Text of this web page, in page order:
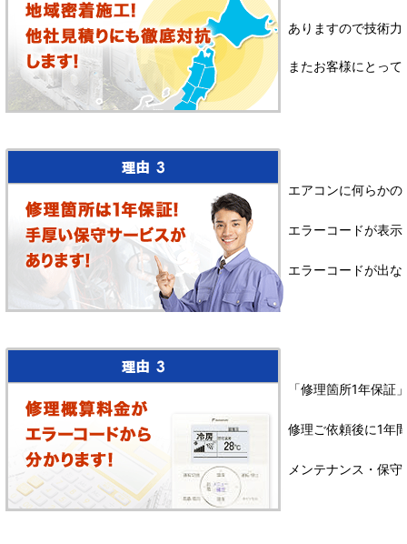
ありますので技術
またお客様にとっ
エアコンに何らか
エラーコードが表
エラーコードが出
「修理箇所1年保証
修理ご依頼後に1年
メンテナンス・保